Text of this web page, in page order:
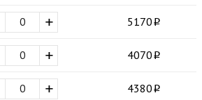
+ 5170
+ 4070
+ 4380